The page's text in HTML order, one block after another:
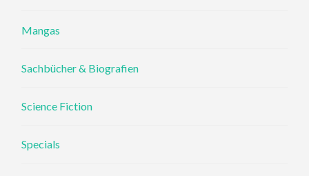
Mangas
Sachbücher & Biografien
Science Fiction
Specials